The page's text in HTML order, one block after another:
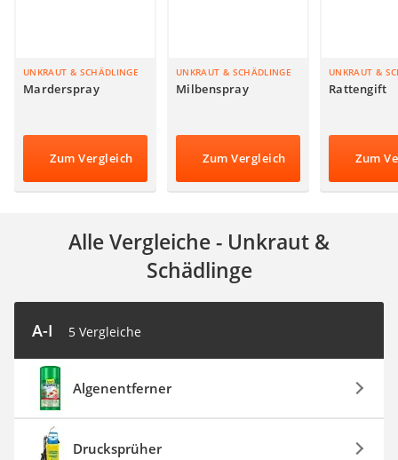
UNKRAUT & SCHÄDLINGE
Marderspray
Zum Vergleich
UNKRAUT & SCHÄDLINGE
Milbenspray
Zum Vergleich
UNKRAUT &
Rattengift
Zum
Alle Vergleiche - Unkraut &
Schädlinge
A-I 5 Vergleiche
Algenentferner
Drucksprüher